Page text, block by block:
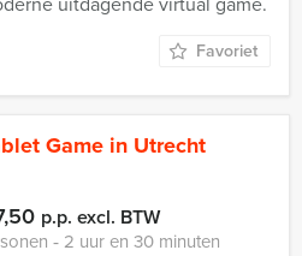
Favoriet
Game in Utrecht
p.p. excl. BTW
‐ 2 uur en 30 minuten